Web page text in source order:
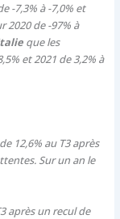
-7,3% à -7,0% et
2020 de -97% à
que les
et 2021 de 3,2% à
12,6% au T3 après
Sur un an le
après un recul de